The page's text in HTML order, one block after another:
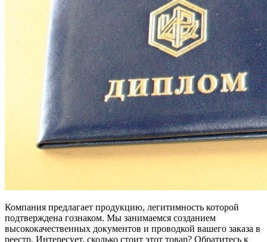
Компания предлагает продукцию, легитимность которой
подтверждена гознаком. Мы занимаемся созданием
высококачественных документов и проводкой вашего заказа в
реестр. Интересует, сколько стоит этот товар? Обратитесь к